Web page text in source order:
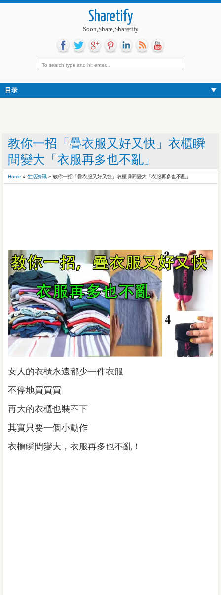
Sharetify
Soon,Share,Sharetify
目录
教你一招「疊衣服又好又快」衣櫃瞬
間變大「衣服再多也不亂」
Home » 生活资讯 » 教你一招「疊衣服又好又快」衣櫃瞬間變大「衣服再多也不亂」
女人的衣櫃永遠都少一件衣服
不停地買買買
再大的衣櫃也裝不下
其實只要一個小動作
衣櫃瞬間變大，衣服再多也不亂！